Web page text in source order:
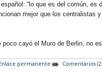
“lo que es del común, es
mejor que los centralistas
cayó el Muro de Berlin, no
permanente
Comentarios